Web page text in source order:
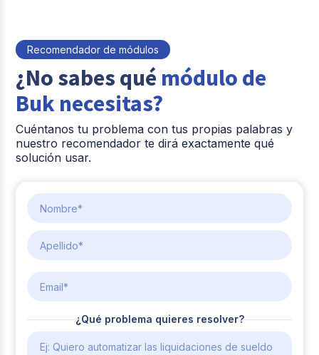
Recomendador de módulos
¿No sabes qué módulo de
Buk necesitas?
Cuéntanos tu problema con tus propias palabras y
nuestro recomendador te dirá exactamente qué
solución usar.
Nombre
Apellido
Email
¿Qué problema quieres resolver?